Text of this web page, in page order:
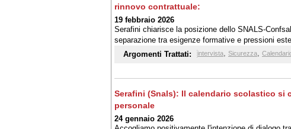
rinnovo contrattuale:
19 febbraio 2026
Serafini chiarisce la posizione dello SNALS-
separazione tra esigenze formative e pressioni
Argomenti Trattati:
intervista, Sicurezza,
Serafini (Snals): Il calendario scolastico
personale
24 gennaio 2026